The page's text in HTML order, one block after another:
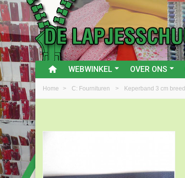
WEBWINKEL OVER ONS
Home > C: Fournituren > Keperband 3 cm breed